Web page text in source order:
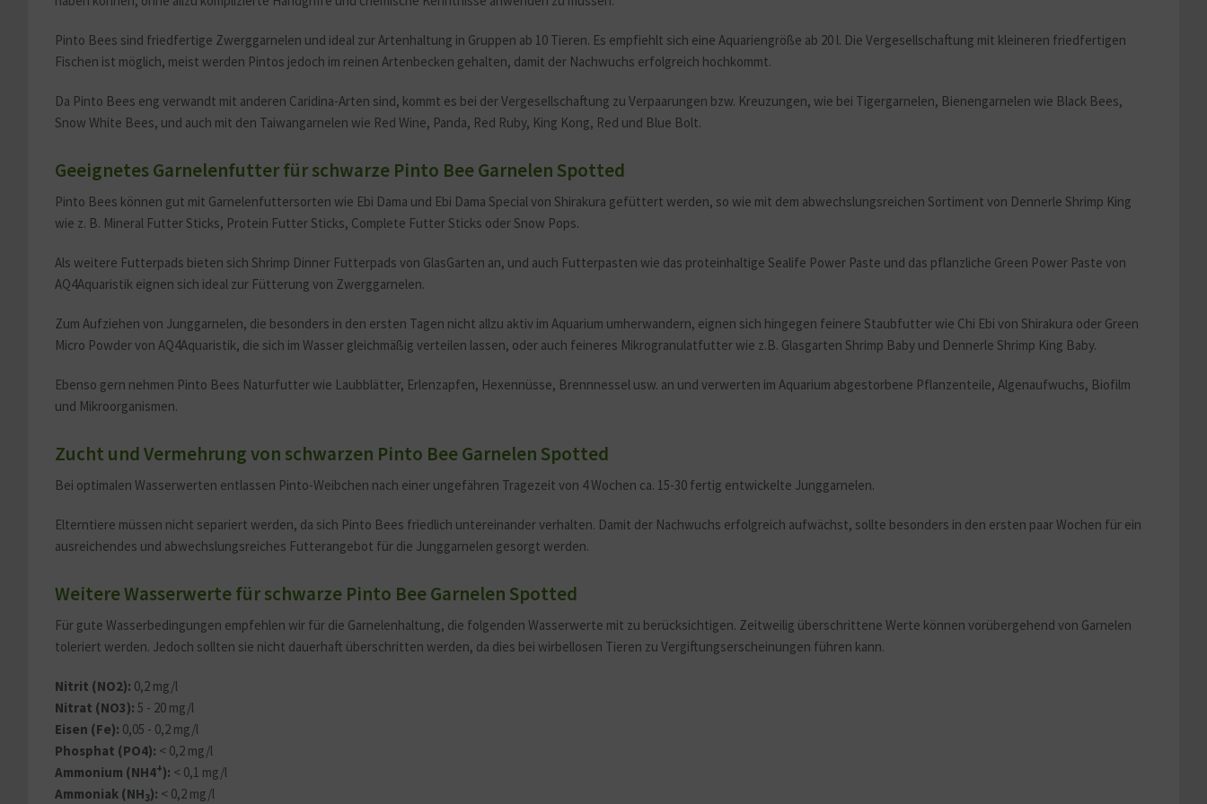
Pinto Bees sind friedfertige Zwerggarnelen und ideal zur Artenhaltung in Gruppen ab 10 Tieren. Es empfiehlt sich eine Aquariengröße ab 20 l. Die Vergesellschaftung mit kleineren friedfertigen
Fischen ist möglich, meist werden Pintos jedoch im reinen Artenbecken gehalten, damit der Nachwuchs erfolgreich hochkommt.
Da Pinto Bees eng verwandt mit anderen Caridina-Arten sind, kommt es bei der Vergesellschaftung zu Verpaarungen bzw. Kreuzungen, wie bei Tigergarnelen, Bienengarnelen wie Black Bees,
Snow White Bees, und auch mit den Taiwangarnelen wie Red Wine, Panda, Red Ruby, King Kong, Red und Blue Bolt.
Geeignetes Garnelenfutter für schwarze Pinto Bee Garnelen Spotted
Pinto Bees können gut mit Garnelenfuttersorten wie Ebi Dama und Ebi Dama Special von Shirakura gefüttert werden, so wie mit dem abwechslungsreichen Sortiment von Dennerle Shrimp King
wie z. B. Mineral Futter Sticks, Protein Futter Sticks, Complete Futter Sticks oder Snow Pops.
Als weitere Futterpads bieten sich Shrimp Dinner Futterpads von GlasGarten an, und auch Futterpasten wie das proteinhaltige Sealife Power Paste und das pflanzliche Green Power Paste von
AQ4Aquaristik eignen sich ideal zur Fütterung von Zwerggarnelen.
Zum Aufziehen von Junggarnelen, die besonders in den ersten Tagen nicht allzu aktiv im Aquarium umherwandern, eignen sich hingegen feinere Staubfutter wie Chi Ebi von Shirakura oder Green
Micro Powder von AQ4Aquaristik, die sich im Wasser gleichmäßig verteilen lassen, oder auch feineres Mikrogranulatfutter wie z.B. Glasgarten Shrimp Baby und Dennerle Shrimp King Baby.
Ebenso gern nehmen Pinto Bees Naturfutter wie Laubblätter, Erlenzapfen, Hexennüsse, Brennnessel usw. an und verwerten im Aquarium abgestorbene Pflanzenteile, Algenaufwuchs, Biofilm
und Mikroorganismen.
Zucht und Vermehrung von schwarzen Pinto Bee Garnelen Spotted
Bei optimalen Wasserwerten entlassen Pinto-Weibchen nach einer ungefähren Tragezeit von 4 Wochen ca. 15-30 fertig entwickelte Junggarnelen.
Elterntiere müssen nicht separiert werden, da sich Pinto Bees friedlich untereinander verhalten. Damit der Nachwuchs erfolgreich aufwächst, sollte besonders in den ersten paar Wochen für ein
ausreichendes und abwechslungsreiches Futterangebot für die Junggarnelen gesorgt werden.
Weitere Wasserwerte für schwarze Pinto Bee Garnelen Spotted
Für gute Wasserbedingungen empfehlen wir für die Garnelenhaltung, die folgenden Wasserwerte mit zu berücksichtigen. Zeitweilig überschrittene Werte können vorübergehend von Garnelen
toleriert werden. Jedoch sollten sie nicht dauerhaft überschritten werden, da dies bei wirbellosen Tieren zu Vergiftungserscheinungen führen kann.
Nitrit (NO2): 0,2 mg/l
Nitrat (NO3): 5 - 20 mg/l
Eisen (Fe): 0,05 - 0,2 mg/l
Phosphat (PO4): < 0,2 mg/l
Ammonium (NH4+): < 0,1 mg/l
Ammoniak (NH3): < 0,2 mg/l